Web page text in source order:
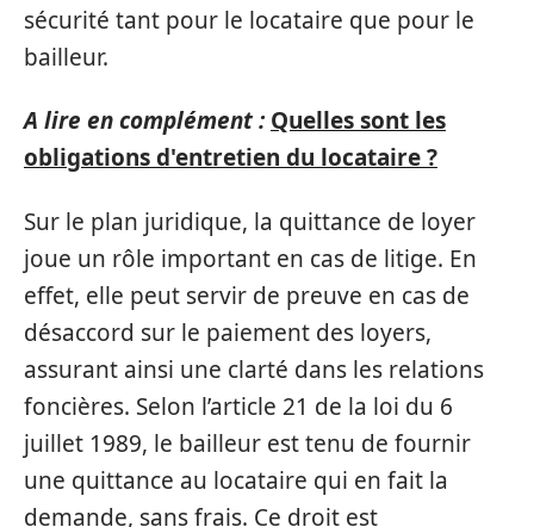
sécurité tant pour le locataire que pour le
bailleur.
A lire en complément : Quelles sont les
obligations d'entretien du locataire ?
Sur le plan juridique, la quittance de loyer
joue un rôle important en cas de litige. En
effet, elle peut servir de preuve en cas de
désaccord sur le paiement des loyers,
assurant ainsi une clarté dans les relations
foncières. Selon l’article 21 de la loi du 6
juillet 1989, le bailleur est tenu de fournir
une quittance au locataire qui en fait la
demande, sans frais. Ce droit est